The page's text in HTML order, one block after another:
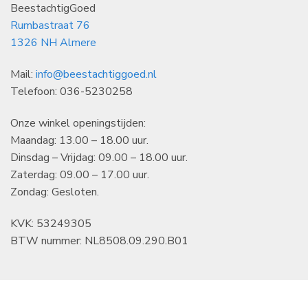
BeestachtigGoed
Rumbastraat 76
1326 NH Almere
Mail: info@beestachtiggoed.nl
Telefoon: 036-5230258
Onze winkel openingstijden:
Maandag: 13.00 – 18.00 uur.
Dinsdag – Vrijdag: 09.00 – 18.00 uur.
Zaterdag: 09.00 – 17.00 uur.
Zondag: Gesloten.
KVK: 53249305
BTW nummer: NL8508.09.290.B01